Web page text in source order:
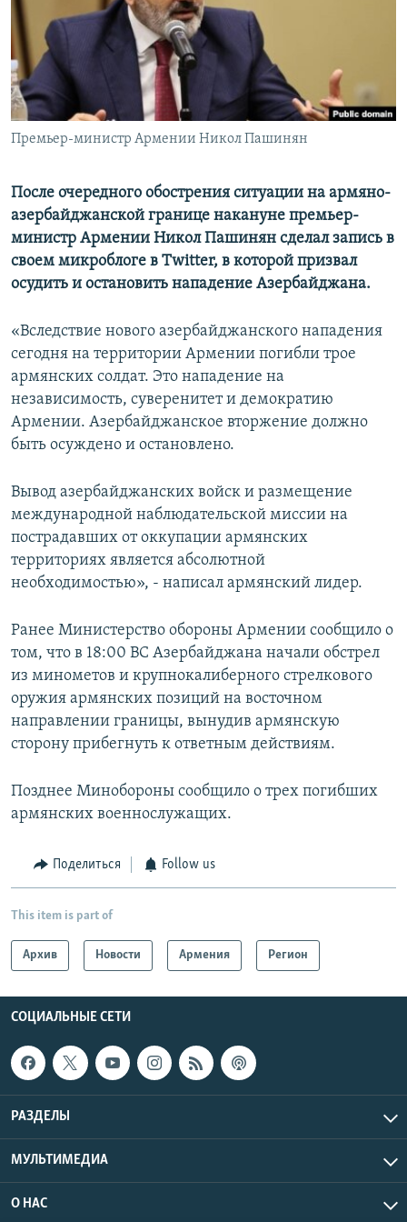
Հայերեն
English
Русский
Все сайты Радио Азатутюн
Премьер-министр Армении Никол Пашинян
После очередного обострения ситуации на армяно-
азербайджанской границе накануне премьер-
министр Армении Никол Пашинян сделал запись в
своем микроблоге в Twitter, в которой призвал
осудить и остановить нападение Азербайджана.
«Вследствие нового азербайджанского нападения
сегодня на территории Армении погибли трое
армянских солдат. Это нападение на
независимость, суверенитет и демократию
Армении. Азербайджанское вторжение должно
быть осуждено и остановлено.
Вывод азербайджанских войск и размещение
международной наблюдательской миссии на
пострадавших от оккупации армянских
территориях является абсолютной
необходимостью», - написал армянский лидер.
Ранее Министерство обороны Армении сообщило о
том, что в 18:00 ВС Азербайджана начали обстрел
из минометов и крупнокалиберного стрелкового
оружия армянских позиций на восточном
направлении границы, вынудив армянскую
сторону прибегнуть к ответным действиям.
Позднее Минобороны сообщило о трех погибших
армянских военнослужащих.
Поделиться Follow us
This item is part of
Архив Новости Армения Регион
СОЦИАЛЬНЫЕ СЕТИ
РАЗДЕЛЫ
МУЛЬТИМЕДИА
О НАС